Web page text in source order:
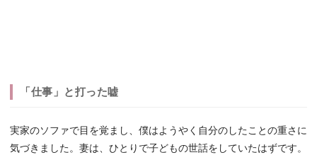
「仕事」と打った嘘
実家のソファで目を覚まし、僕はようやく自分のしたことの重さに
気づきました。妻は、ひとりで子どもの世話をしていたはずです。